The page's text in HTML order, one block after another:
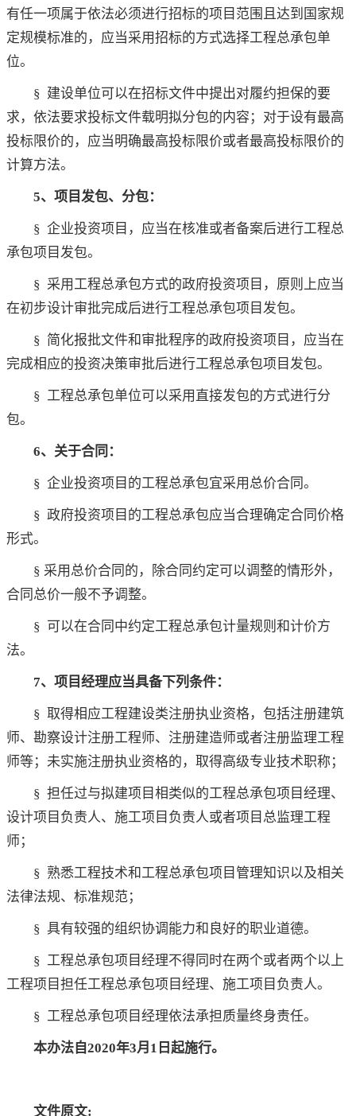
有任一项属于依法必须进行招标的项目范围且达到国家规
定规模标准的，应当采用招标的方式选择工程总承包单
位。
§ 建设单位可以在招标文件中提出对履约担保的要
求，依法要求投标文件载明拟分包的内容；对于设有最高
投标限价的，应当明确最高投标限价或者最高投标限价的
计算方法。
5、项目发包、分包：
§ 企业投资项目，应当在核准或者备案后进行工程总
承包项目发包。
§ 采用工程总承包方式的政府投资项目，原则上应当
在初步设计审批完成后进行工程总承包项目发包。
§ 简化报批文件和审批程序的政府投资项目，应当在
完成相应的投资决策审批后进行工程总承包项目发包。
§ 工程总承包单位可以采用直接发包的方式进行分
包。
6、关于合同：
§ 企业投资项目的工程总承包宜采用总价合同。
§ 政府投资项目的工程总承包应当合理确定合同价格
形式。
§ 采用总价合同的，除合同约定可以调整的情形外，
合同总价一般不予调整。
§ 可以在合同中约定工程总承包计量规则和计价方
法。
7、项目经理应当具备下列条件：
§ 取得相应工程建设类注册执业资格，包括注册建筑
师、勘察设计注册工程师、注册建造师或者注册监理工程
师等；未实施注册执业资格的，取得高级专业技术职称；
§ 担任过与拟建项目相类似的工程总承包项目经理、
设计项目负责人、施工项目负责人或者项目总监理工程
师；
§ 熟悉工程技术和工程总承包项目管理知识以及相关
法律法规、标准规范；
§ 具有较强的组织协调能力和良好的职业道德。
§ 工程总承包项目经理不得同时在两个或者两个以上
工程项目担任工程总承包项目经理、施工项目负责人。
§ 工程总承包项目经理依法承担质量终身责任。
本办法自2020年3月1日起施行。
文件原文: